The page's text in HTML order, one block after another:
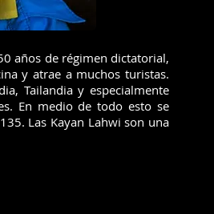
años de régimen dictatorial,
y atrae a muchos turistas.
Tailandia y especialmente
En medio de todo esto se
Las Kayan Lahwi son una